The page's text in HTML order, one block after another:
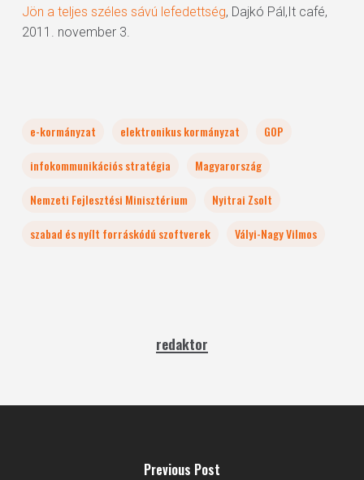
Jön a teljes széles sávú lefedettség, Dajkó Pál,It café,
2011. november 3.
e-kormányzat elektronikus kormányzat
GOP
infokommunikációs stratégia
Magyarország
Nemzeti Fejlesztési Minisztérium
Nyitrai Zsolt
szabad és nyílt forráskódú szoftverek
Vályi-Nagy Vilmos
redaktor
Previous Post